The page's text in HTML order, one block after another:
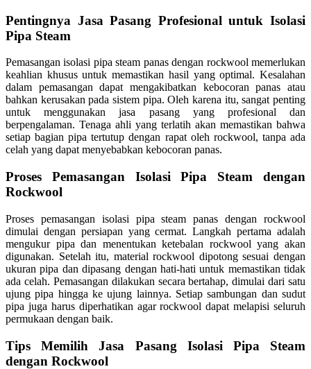
Pentingnya Jasa Pasang Profesional untuk Isolasi
Pipa Steam
Pemasangan isolasi pipa steam panas dengan rockwool memerlukan
keahlian khusus untuk memastikan hasil yang optimal. Kesalahan
dalam pemasangan dapat mengakibatkan kebocoran panas atau
bahkan kerusakan pada sistem pipa. Oleh karena itu, sangat penting
untuk menggunakan jasa pasang yang profesional dan
berpengalaman. Tenaga ahli yang terlatih akan memastikan bahwa
setiap bagian pipa tertutup dengan rapat oleh rockwool, tanpa ada
celah yang dapat menyebabkan kebocoran panas.
Proses Pemasangan Isolasi Pipa Steam dengan
Rockwool
Proses pemasangan isolasi pipa steam panas dengan rockwool
dimulai dengan persiapan yang cermat. Langkah pertama adalah
mengukur pipa dan menentukan ketebalan rockwool yang akan
digunakan. Setelah itu, material rockwool dipotong sesuai dengan
ukuran pipa dan dipasang dengan hati-hati untuk memastikan tidak
ada celah. Pemasangan dilakukan secara bertahap, dimulai dari satu
ujung pipa hingga ke ujung lainnya. Setiap sambungan dan sudut
pipa juga harus diperhatikan agar rockwool dapat melapisi seluruh
permukaan dengan baik.
Tips Memilih Jasa Pasang Isolasi Pipa Steam
dengan Rockwool